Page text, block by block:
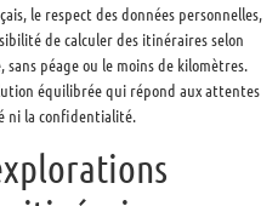
le respect des données personnelles,
de calculer des itinéraires selon
péage ou le moins de kilomètres.
équilibrée qui répond aux attentes
ni la confidentialité.